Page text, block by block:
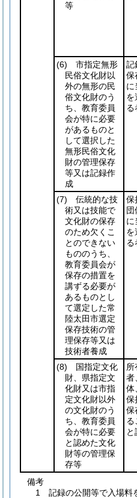
等
(6) 市指定無形
民俗文化財以
外の無形の民
俗文化財のう
ち、教育委員
会が特に必要
があるものと
して選択した
無形民俗文化
財の管理保存
等又は記録作
成
記
保
に
を
る
(7) 伝統的な技
術又は技能で
文化財の保存
のため欠くこ
とのできない
もののうち、
教育委員会が
保存の措置を
講ずる必要が
あるものとし
て選定した常
陸太田市選定
保存技術の管
理保存等又は
技術者養成
保
団
に
を
る
(8) 国指定文化
財、県指定文
化財又は市指
定文化財以外
の文化財のう
ち、教育委員
会が特に必要
と認めた文化
財等の管理保
存等
所
者
体
保
保
る
備考
1 記録の公開等で入場料